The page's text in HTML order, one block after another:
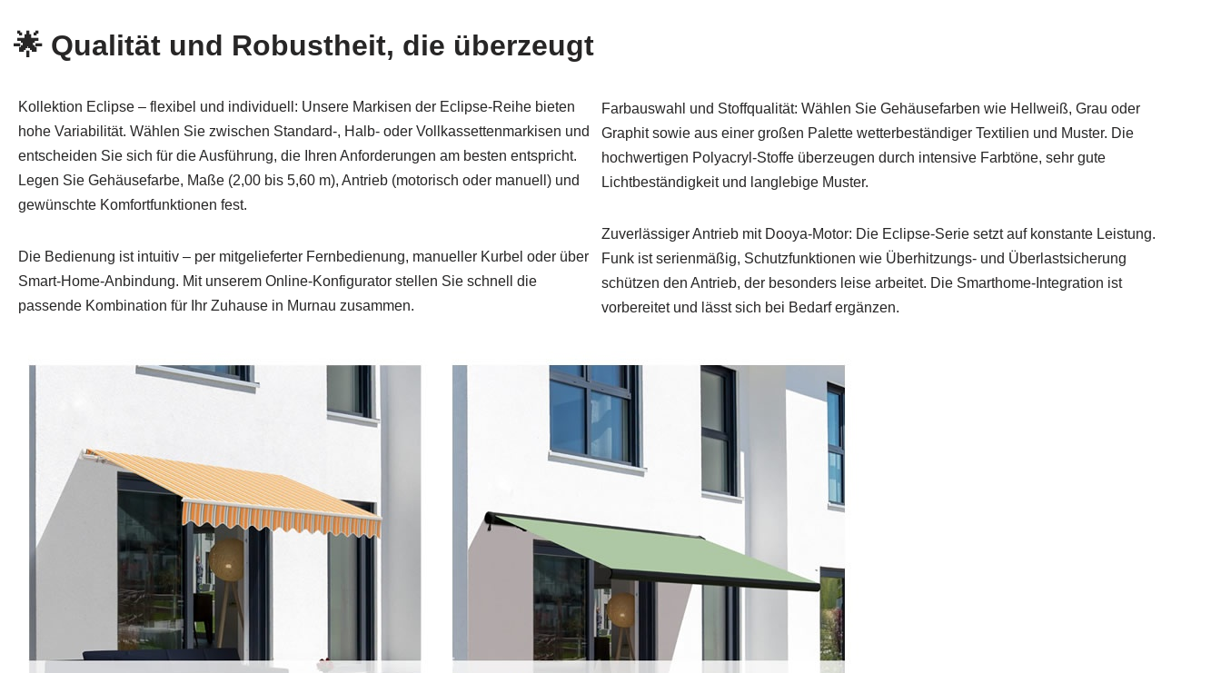
🌟 Qualität und Robustheit, die überzeugt
Kollektion Eclipse – flexibel und individuell: Unsere Markisen der Eclipse-Reihe bieten
hohe Variabilität. Wählen Sie zwischen Standard-, Halb- oder Vollkassettenmarkisen und
entscheiden Sie sich für die Ausführung, die Ihren Anforderungen am besten entspricht.
Legen Sie Gehäusefarbe, Maße (2,00 bis 5,60 m), Antrieb (motorisch oder manuell) und
gewünschte Komfortfunktionen fest.
Die Bedienung ist intuitiv – per mitgelieferter Fernbedienung, manueller Kurbel oder über
Smart‑Home‑Anbindung. Mit unserem Online‑Konfigurator stellen Sie schnell die
passende Kombination für Ihr Zuhause in Murnau zusammen.
Farbauswahl und Stoffqualität: Wählen Sie Gehäusefarben wie Hellweiß, Grau oder
Graphit sowie aus einer großen Palette wetterbeständiger Textilien und Muster. Die
hochwertigen Polyacryl‑Stoffe überzeugen durch intensive Farbtöne, sehr gute
Lichtbeständigkeit und langlebige Muster.
Zuverlässiger Antrieb mit Dooya‑Motor: Die Eclipse‑Serie setzt auf konstante Leistung.
Funk ist serienmäßig, Schutzfunktionen wie Überhitzungs‑ und Überlastsicherung
schützen den Antrieb, der besonders leise arbeitet. Die Smarthome‑Integration ist
vorbereitet und lässt sich bei Bedarf ergänzen.